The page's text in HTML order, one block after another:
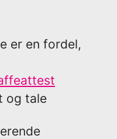
er en fordel,
og tale